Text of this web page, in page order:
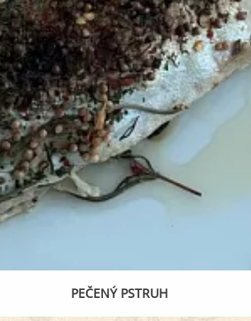
PEČENÝ PSTRUH